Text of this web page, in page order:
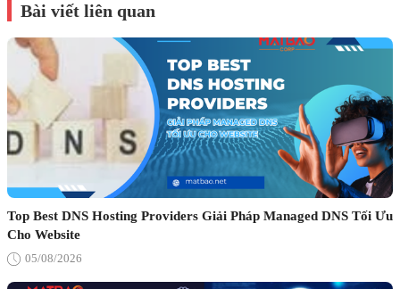
Bài viết liên quan
Top Best DNS Hosting Providers Giải Pháp Managed DNS Tối Ưu
Cho Website
05/08/2026